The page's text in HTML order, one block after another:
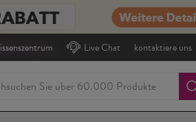
Live Chat kontaktiere uns